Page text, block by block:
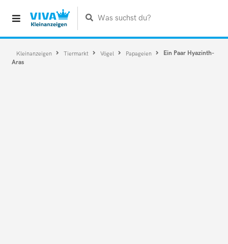
Was suchst du?
Kleinanzeigen Tiermarkt Vögel Papageien
Ein Paar Hyazinth-
Aras